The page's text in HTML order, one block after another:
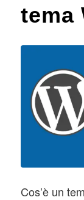
tema
Cos’è un